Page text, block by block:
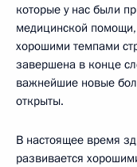
которые у нас были
медицинской помощи,
хорошими темпами
завершена в конце
важнейшие новые
открыты.
В настоящее время
развивается